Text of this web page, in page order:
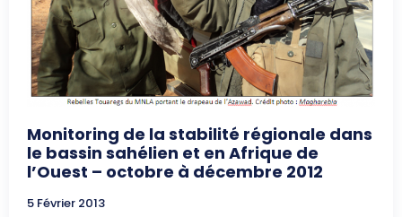
Monitoring de la stabilité régionale dans
le bassin sahélien et en Afrique de
l’Ouest – octobre à décembre 2012
5 Février 2013